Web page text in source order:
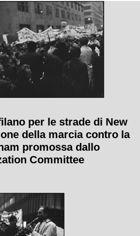
per le strade di New
della marcia contro la
promossa dallo
Committee